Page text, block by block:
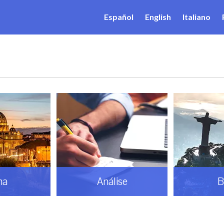
Español English Italiano
Análise